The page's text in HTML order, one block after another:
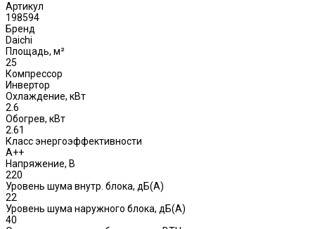
Артикул
198594
Бренд
Daichi
Площадь, м²
25
Компрессор
Инвертор
Охлаждение, кВт
2.6
Обогрев, кВт
2.61
Класс энергоэффективности
A++
Напряжение, В
220
Уровень шума внутр. блока, дБ(А)
22
Уровень шума наружного блока, дБ(A)
40